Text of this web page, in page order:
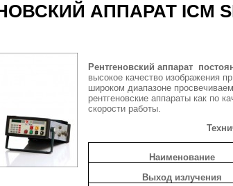
АППАРАТ ICM
Рентгеновский аппарат
высокое качество изображения
широком диапазоне
рентгеновские аппараты как по
скорости работы.
Наименование
Выход излучения